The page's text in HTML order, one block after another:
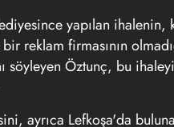
yapılan ihalenin,
reklam firmasının
söyleyen Öztunç, bu ihaleyi
ayrıca Lefkoşa'da